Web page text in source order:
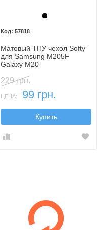
Черный
57818
Матовый ТПУ чехол Softy
для Samsung M205F
Galaxy M20
229 грн.
ЦЕНА: 99 грн.
Купить